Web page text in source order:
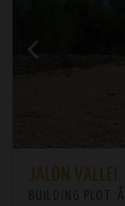
JALÓN VALLEI.
BUILDING PLOT.